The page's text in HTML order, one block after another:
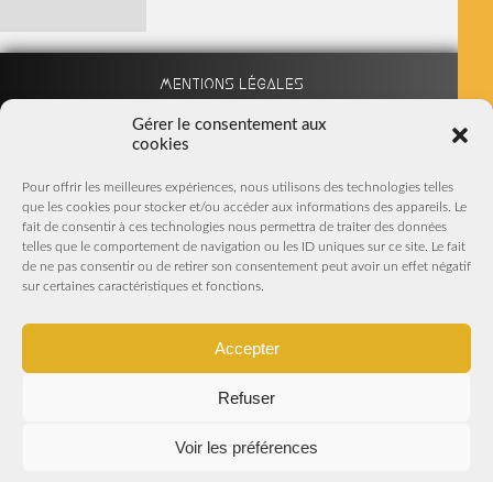
Gérer le consentement aux
cookies
Pour offrir les meilleures expériences, nous utilisons des technologies telles
que les cookies pour stocker et/ou accéder aux informations des appareils. Le
fait de consentir à ces technologies nous permettra de traiter des données
telles que le comportement de navigation ou les ID uniques sur ce site. Le fait
de ne pas consentir ou de retirer son consentement peut avoir un effet négatif
sur certaines caractéristiques et fonctions.
Accepter
Refuser
Voir les préférences
Mentions légales
Partenaires
Nous suivre sur Facebook
S'inscrire à la Newsletter
S'INSCRIRE